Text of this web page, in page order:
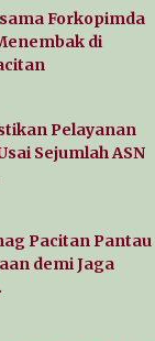
Forkopimda
di
Pelayanan
Sejumlah ASN
Pacitan Pantau
demi Jaga